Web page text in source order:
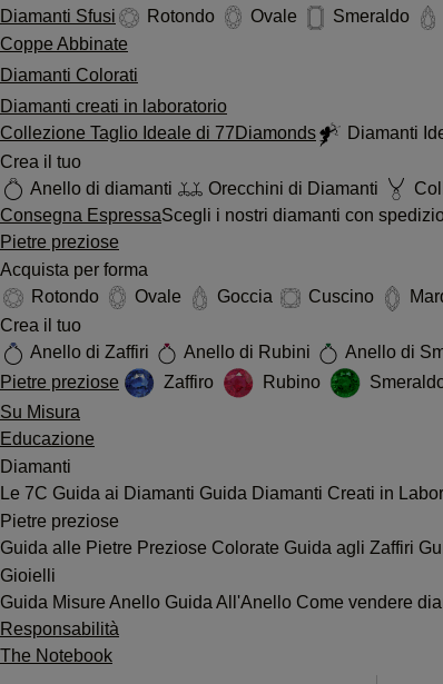
Diamanti Sfusi
Rotondo Ovale Smeraldo
Coppe Abbinate
Diamanti Colorati
Diamanti creati in laboratorio
Collezione Taglio Ideale di 77Diamonds
Diamanti
Crea il tuo
Anello di diamanti
Orecchini di Diamanti
Consegna EspressaScegli i nostri diamanti con
Pietre preziose
Acquista per forma
Rotondo
Ovale Goccia Cuscino
Crea il tuo
Anello di Zaffiri
Anello di Rubini Anello di
Pietre preziose
Zaffiro Rubino
Su Misura
Educazione
Diamanti
Le 7C Guida ai Diamanti Guida Diamanti Creati in
Pietre preziose
Guida alle Pietre Preziose Colorate Guida agli Zaffiri
Gioielli
Guida Misure Anello Guida All'Anello Come vendere
Responsabilità
The Notebook